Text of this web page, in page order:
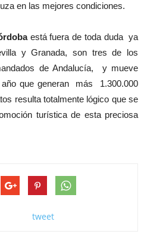
en las mejores condiciones.
está fuera de toda duda ya
y Granada, son tres de los
de Andalucía, y mueve
que generan más 1.300.000
resulta totalmente lógico que se
turística de esta preciosa
tweet